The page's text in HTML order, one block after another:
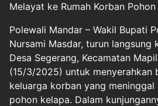
Melayat ke Rumah Korban
Polewali Mandar – Wakil Bupati
Nursami Masdar, turun langsung
Desa Segerang, Kecamatan
(15/3/2025) untuk menyerahkan
keluarga korban yang
pohon kelapa. Dalam